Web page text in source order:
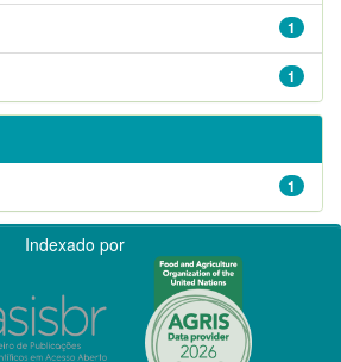
1
1
1
Indexado por